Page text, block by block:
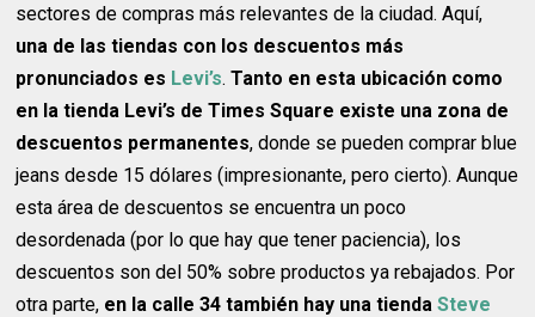
sectores de compras más relevantes de la ciudad. Aquí,
una de las tiendas con los descuentos más
pronunciados es Levi’s.Tanto en esta ubicación como
en la tienda Levi’s de Times Square existe una zona de
descuentos permanentes, donde se pueden comprar blue
jeans desde 15 dólares (impresionante, pero cierto). Aunque
esta área de descuentos se encuentra un poco
desordenada (por lo que hay que tener paciencia), los
descuentos son del 50% sobre productos ya rebajados. Por
otra parte, en la calle 34 también hay una tiendaSteve